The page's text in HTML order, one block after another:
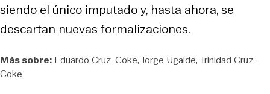
siendo el único imputado y, hasta ahora, se
descartan nuevas formalizaciones.
Más sobre: Eduardo Cruz-Coke Jorge Ugalde Trinidad Cruz-
Coke